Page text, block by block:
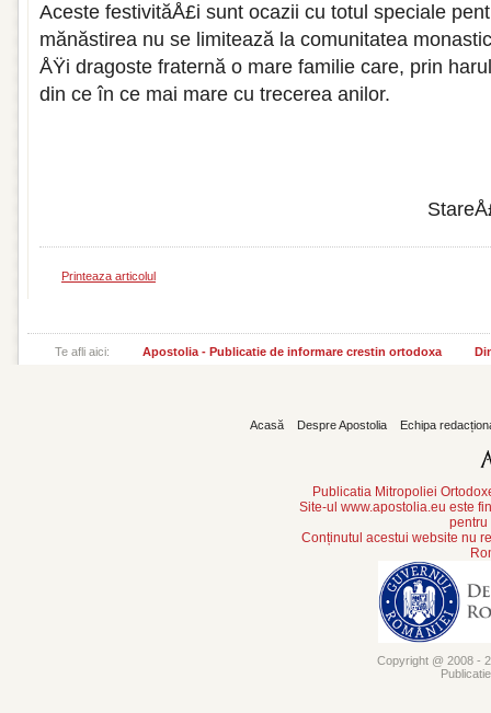
Aceste festivităÅ£i sunt ocazii cu totul speciale
mănăstirea nu se limitează la comunitatea
ÅŸi dragoste fraternă o mare familie care, prin
din ce în ce mai mare cu trecerea anilor.
Printeaza articolul
Te afli aici: Apostolia - Publicatie de informare crestin ortodoxa
Acasă Despre Apostolia Echipa
Publicatia Mitropoliei
Site-ul www.apostolia.eu este
pentru
Conținutul acestui website nu
Copyright @ 2008 -